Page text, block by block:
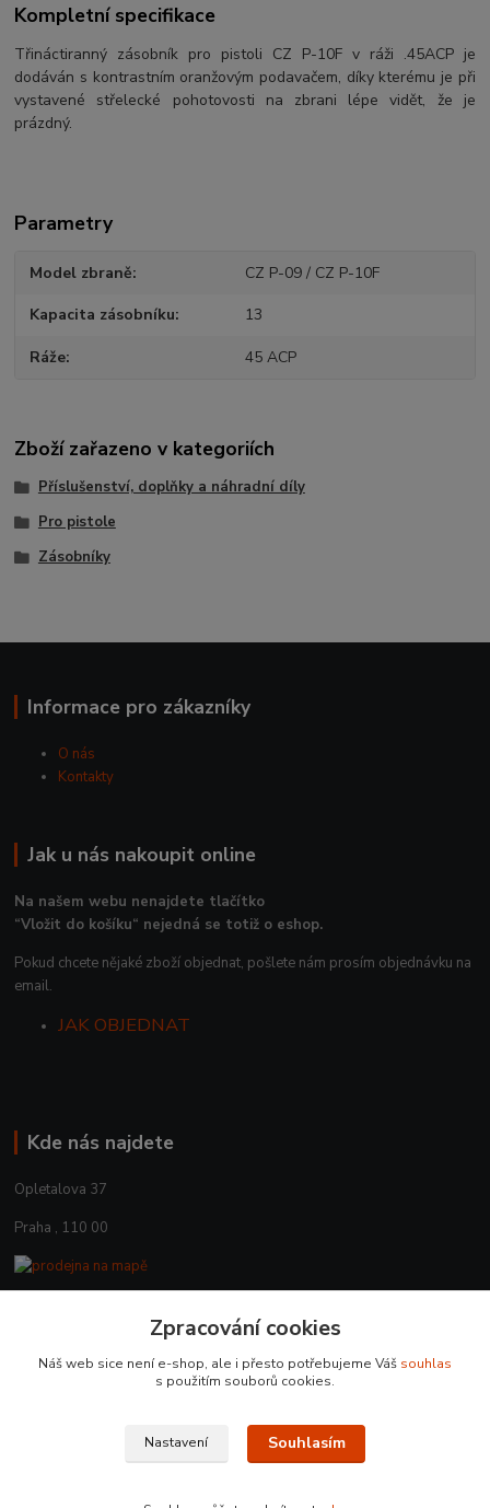
Kompletní specifikace
Třináctiranný zásobník pro pistoli CZ P-10F v ráži .45ACP je
dodáván s kontrastním oranžovým podavačem, díky kterému je při
vystavené střelecké pohotovosti na zbrani lépe vidět, že je
prázdný.
Parametry
Model zbraně CZ P-09 / CZ P-10F
Kapacita zásobníku 13
Ráže 45 ACP
Zboží zařazeno v kategoriích
Příslušenství, doplňky a náhradní díly
Pro pistole
Zásobníky
Informace pro zákazníky
O nás
Kontakty
Jak u nás nakoupit online
Na našem webu nenajdete tlačítko
“Vložit do košíku“ nejedná se totiž o eshop.
Pokud chcete nějaké zboží objednat, pošlete nám prosím objednávku na
email.
JAK OBJEDNAT
Kde nás najdete
Opletalova 37
Praha , 110 00
+420 225 375 800
Zpracování cookies
Náš web sice není e-shop, ale i přesto potřebujeme Váš souhlas
s použitím souborů cookies.
Nastavení Souhlasím